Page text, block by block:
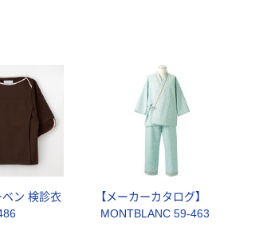
ン 検診衣
【メーカーカタログ】
MONTBLANC 59-463